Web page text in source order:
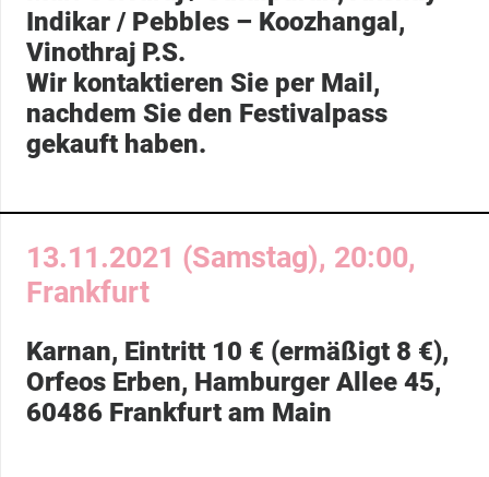
Indikar /Pebbles – Koozhangal,
Vinothraj P.S.
Wir kontaktieren Sie per Mail,
nachdem Sie den Festivalpass
gekauft haben.
13.11.2021 (Samstag), 20:00,
Frankfurt
Karnan, Eintritt 10 € (ermäßigt 8 €),
Orfeos Erben, Hamburger Allee 45,
60486 Frankfurt am Main